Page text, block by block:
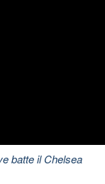
batte il Chelsea